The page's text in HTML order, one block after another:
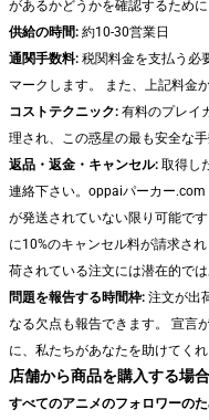
があるかどうかを確認するため
供給の時間: 約10-30営業日
通関手数料: 税関料金を支払う必
マークします。 また、上記料金
コストテクニック: 有料のプレイ
理され、この惑星の最も安全な
返品・返金・キャンセル: 取得し
連絡下さい。oppaiパーカー
が発送されていない限り可能で
に10%のキャンセル料が請求さ
荷されている注文には潜在的では
問題を報告する時間枠: 注文が出
なる欠点も報告できます。 宣言
に、私たちがあなたを助けてく
店舗から商品を購入する場合
すべてのアニメのフォロワーの